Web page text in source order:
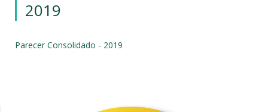
2019
Parecer Consolidado - 2019